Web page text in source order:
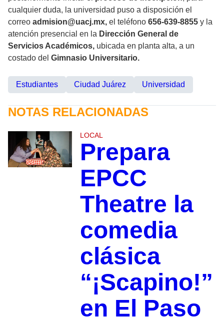
cualquier duda, la universidad puso a disposición el
correo admision@uacj.mx, el teléfono 656-639-8855 y la
atención presencial en la Dirección General de
Servicios Académicos, ubicada en planta alta, a un
costado del Gimnasio Universitario.
Estudiantes Ciudad Juárez Universidad
NOTAS RELACIONADAS
LOCAL
Prepara
EPCC
Theatre la
comedia
clásica
“¡Scapino!”
en El Paso